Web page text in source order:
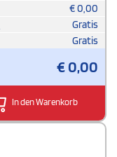
€0,00
Gratis
Gratis
€0,00
In den Warenkorb